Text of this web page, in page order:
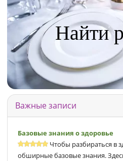
Найти
Важные записи
Базовые знания о здоровье
Чтобы разбираться в
обширные базовые знания.